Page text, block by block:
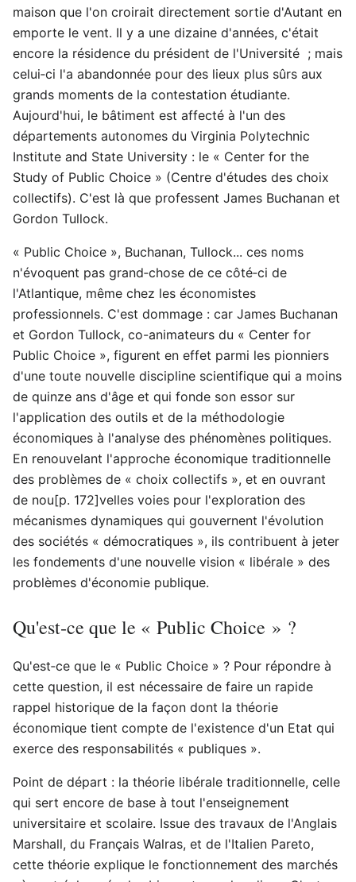
maison que l'on croirait directement sortie d'Autant en
emporte le vent. Il y a une dizaine d'années, c'était
encore la résidence du président de l'Université ; mais
celui‑ci l'a abandonnée pour des lieux plus sûrs aux
grands moments de la contestation étudiante.
Aujourd'hui, le bâtiment est affecté à l'un des
départements autonomes du Virginia Polytechnic
Institute and State University : le « Center for the
Study of Public Choice » (Centre d'études des choix
collectifs). C'est là que professent James Buchanan et
Gordon Tullock.
« Public Choice », Buchanan, Tullock... ces noms
n'évoquent pas grand‑chose de ce côté‑ci de
l'Atlantique, même chez les économistes
professionnels. C'est dommage : car James Buchanan
et Gordon Tullock, co-animateurs du « Center for
Public Choice », figurent en effet parmi les pionniers
d'une toute nouvelle discipline scientifique qui a moins
de quinze ans d'âge et qui fonde son essor sur
l'application des outils et de la méthodologie
économiques à l'analyse des phénomènes politiques.
En renouvelant l'approche économique traditionnelle
des problèmes de « choix collectifs », et en ouvrant
de nou[p. 172]velles voies pour l'exploration des
mécanismes dynamiques qui gouvernent l'évolution
des sociétés « démocratiques », ils contribuent à jeter
les fondements d'une nouvelle vision « libérale » des
problèmes d'économie publique.
Qu'est‑ce que le « Public Choice » ?
Qu'est‑ce que le « Public Choice » ? Pour répondre à
cette question, il est nécessaire de faire un rapide
rappel historique de la façon dont la théorie
économique tient compte de l'existence d'un Etat qui
exerce des responsabilités « publiques ».
Point de départ : la théorie libérale traditionnelle, celle
qui sert encore de base à tout l'enseignement
universitaire et scolaire. Issue des travaux de l'Anglais
Marshall, du Français Walras, et de l'Italien Pareto,
cette théorie explique le fonctionnement des marchés